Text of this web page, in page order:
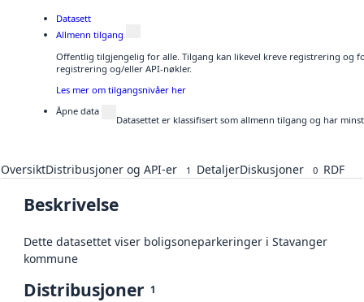
Datasett
Allmenn tilgang
Offentlig tilgjengelig for alle. Tilgang kan likevel kreve registrering og
registrering og/eller API-nøkler.
Les mer om tilgangsnivåer her
Åpne data
Datasettet er klassifisert som allmenn tilgang og har
OversiktDistribusjoner og API-er 1 DetaljerDiskusjoner 0 RDF
Beskrivelse
Dette datasettet viser boligsoneparkeringer i Stavanger
kommune
Distribusjoner 1